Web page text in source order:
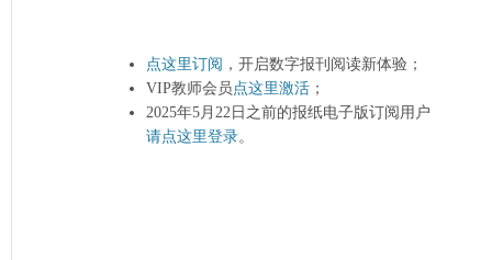
点这里订阅 ，开启数字报刊阅读新体验；
VIP教师会员点这里激活 ；
2025年5月22日之前的报纸电子版订阅用户
请点这里登录。